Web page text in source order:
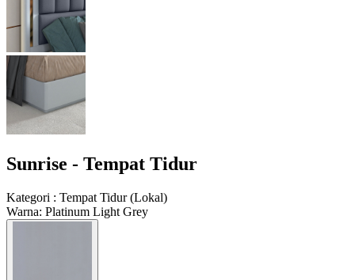
Sunrise - Tempat Tidur
Kategori : Tempat Tidur(Lokal)
Warna: Platinum Light Grey